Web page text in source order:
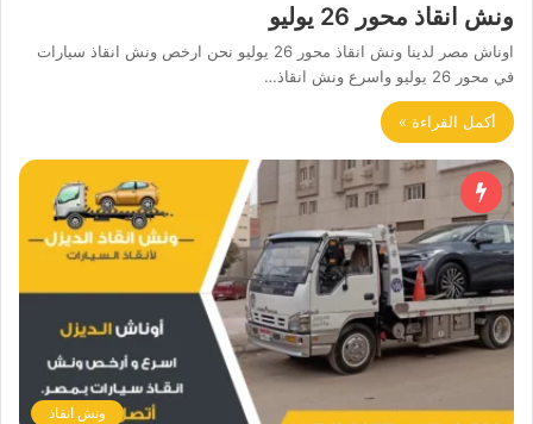
ونش انقاذ محور 26 يوليو
اوناش مصر لدينا ونش انقاذ محور 26 يوليو نحن ارخص ونش انقاذ سيارات
في محور 26 يوليو واسرع ونش انقاذ…
أكمل القراءة »
ونش انقاذ